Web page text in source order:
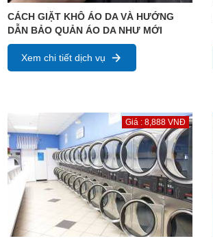
CÁCH GIẶT KHÔ ÁO DA VÀ HƯỚNG
DẪN BẢO QUẢN ÁO DA NHƯ MỚI
Xem chi tiết dịch vụ
Giá : 8,888 VNĐ